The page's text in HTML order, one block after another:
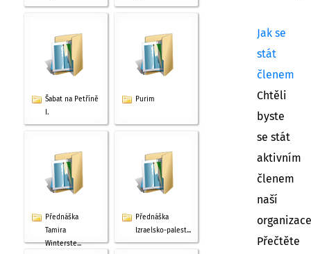
Šabat na Petříně
I.
Purim
Přednáška
Tamira
Winterste...
Přednáška
Izraelsko-palest...
Jak se
stát
členem
Chtěli
byste
se stát
aktivním
členem
naší
Přečtěte